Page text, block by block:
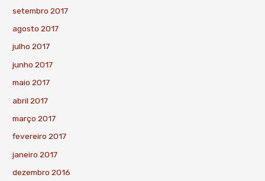
setembro 2017
agosto 2017
julho 2017
junho 2017
maio 2017
abril 2017
março 2017
fevereiro 2017
janeiro 2017
dezembro 2016